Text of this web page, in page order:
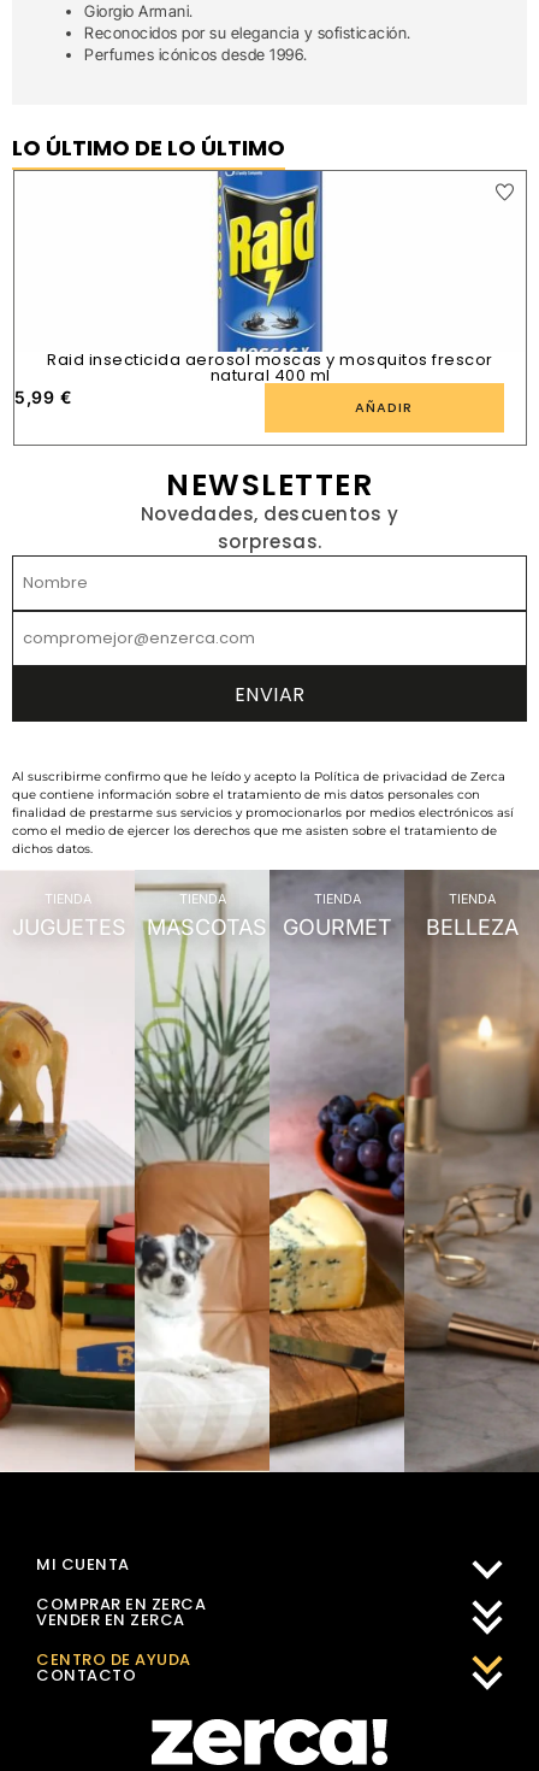
Giorgio Armani.
Reconocidos por su elegancia y sofisticación.
Perfumes icónicos desde 1996.
LO ÚLTIMO DE LO ÚLTIMO
Raid insecticida aerosol moscas y mosquitos frescor
natural 400 ml
5,99 € AÑADIR
NEWSLETTER
Novedades, descuentos y
sorpresas.
Al suscribirme confirmo que he leído y acepto la Política de privacidad de Zerca
que contiene información sobre el tratamiento de mis datos personales con
finalidad de prestarme sus servicios y promocionarlos por medios electrónicos así
como el medio de ejercer los derechos que me asisten sobre el tratamiento de
dichos datos.
TIENDA
JUGUETES
TIENDA
MASCOTAS
TIENDA
GOURMET
TIENDA
BELLEZA
MI CUENTA
COMPRAR EN ZERCA
VENDER EN ZERCA
CENTRO DE AYUDA
CONTACTO